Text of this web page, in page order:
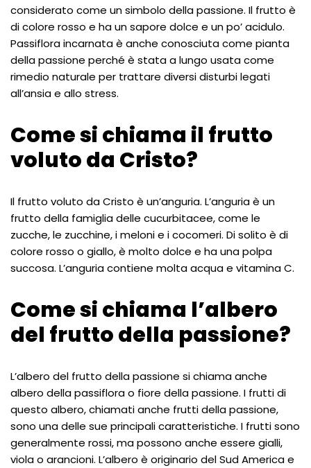
considerato come un simbolo della passione. Il frutto è
di colore rosso e ha un sapore dolce e un po’ acidulo.
Passiflora incarnata è anche conosciuta come pianta
della passione perché è stata a lungo usata come
rimedio naturale per trattare diversi disturbi legati
all’ansia e allo stress.
Come si chiama il frutto
voluto da Cristo?
Il frutto voluto da Cristo è un’anguria. L’anguria è un
frutto della famiglia delle cucurbitacee, come le
zucche, le zucchine, i meloni e i cocomeri. Di solito è di
colore rosso o giallo, è molto dolce e ha una polpa
succosa. L’anguria contiene molta acqua e vitamina C.
Come si chiama l’albero
del frutto della passione?
L’albero del frutto della passione si chiama anche
albero della passiflora o fiore della passione. I frutti di
questo albero, chiamati anche frutti della passione,
sono una delle sue principali caratteristiche. I frutti sono
generalmente rossi, ma possono anche essere gialli,
viola o arancioni. L’albero è originario del Sud America e